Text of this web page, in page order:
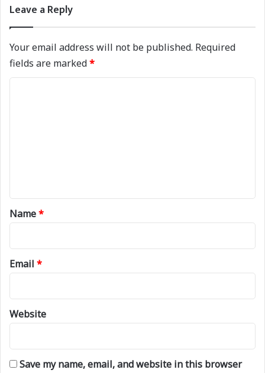
Leave a Reply
Your email address will not be published. Required
fields are marked*
*
Name*
Email *
Website
Save my name, email, and website in this browser